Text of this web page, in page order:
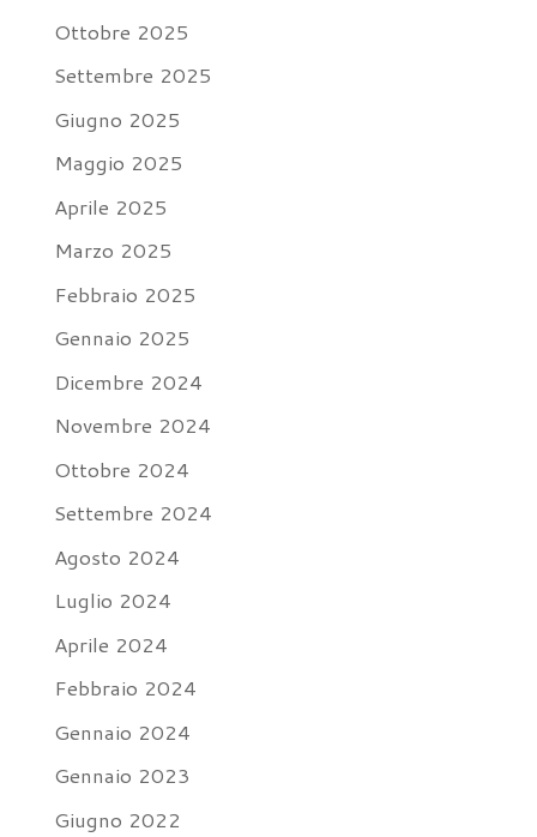
Ottobre 2025
Settembre 2025
Giugno 2025
Maggio 2025
Aprile 2025
Marzo 2025
Febbraio 2025
Gennaio 2025
Dicembre 2024
Novembre 2024
Ottobre 2024
Settembre 2024
Agosto 2024
Luglio 2024
Aprile 2024
Febbraio 2024
Gennaio 2024
Gennaio 2023
Giugno 2022